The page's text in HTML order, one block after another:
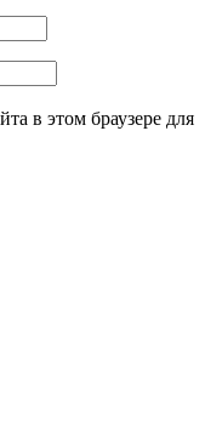
в этом браузере для